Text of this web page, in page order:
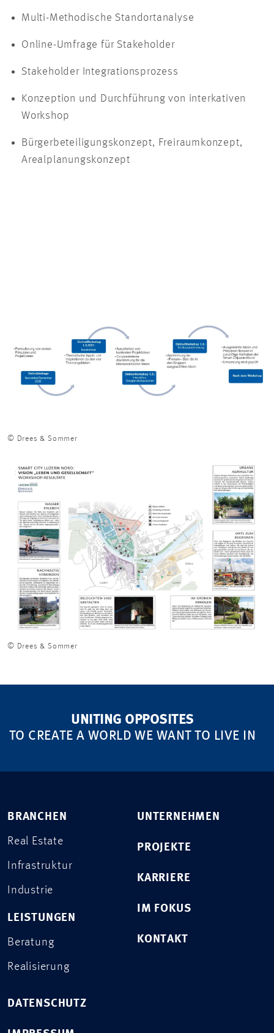
Multi-Methodische Standortanalyse
Online-Umfrage für Stakeholder
Stakeholder Integrationsprozess
Konzeption und Durchführung von interkativen
Workshop
Bürgerbeteiligungskonzept, Freiraumkonzept,
Arealplanungskonzept
© Drees & Sommer
© Drees & Sommer
UNITING OPPOSITES
TO CREATE A WORLD WE WANT TO LIVE IN
BRANCHEN
Real Estate
Infrastruktur
Industrie
LEISTUNGEN
Beratung
Realisierung
UNTERNEHMEN
PROJEKTE
KARRIERE
IM FOKUS
KONTAKT
DATENSCHUTZ